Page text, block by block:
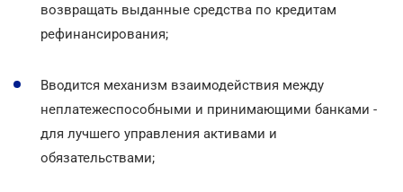
возвращать выданные средства по кредитам
рефинансирования;
Вводится механизм взаимодействия между
неплатежеспособными и принимающими банками -
для лучшего управления активами и
обязательствами;